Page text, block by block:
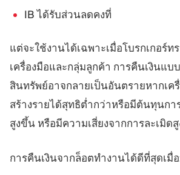
IB ได้รับส่วนลดคงที่
แต่จะใช้งานได้เฉพาะเมื่อโบรกเกอร์
เครื่องมือและกลุ่มลูกค้า การคืนเงินแบ
สินทรัพย์อาจกลายเป็นอันตรายหากเค
สร้างรายได้สุทธิต่ำกว่าหรือมีต้นทุนกา
สูงขึ้น หรือมีความเสี่ยงจากการละเมิด
การคืนเงินจากล็อตทำงานได้ดีที่สุดเมื่